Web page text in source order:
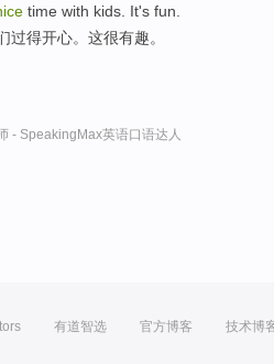
time with kids. It's fun.
过得开心。这很有趣。
- SpeakingMax英语口语达人
有道智选 官方博客 技术博